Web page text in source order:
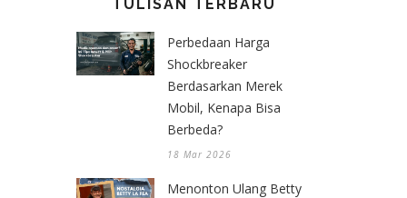
TULISAN TERBARU
Perbedaan Harga
Shockbreaker
Berdasarkan Merek
Mobil, Kenapa Bisa
Berbeda?
18 Mar 2026
Menonton Ulang Betty